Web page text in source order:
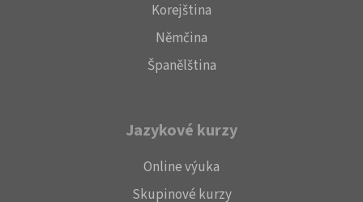
Korejština
Němčina
Španělština
Jazykové kurzy
Online výuka
Skupinové kurzy